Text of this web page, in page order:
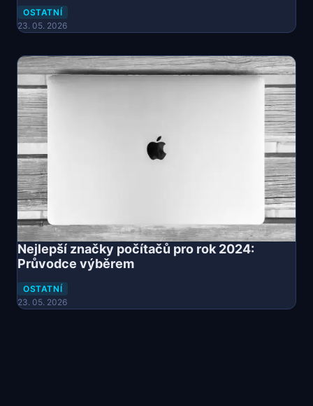
OSTATNÍ
23. 05. 2026
Nejlepší značky počítačů pro rok 2024:
Průvodce výběrem
OSTATNÍ
23. 05. 2026